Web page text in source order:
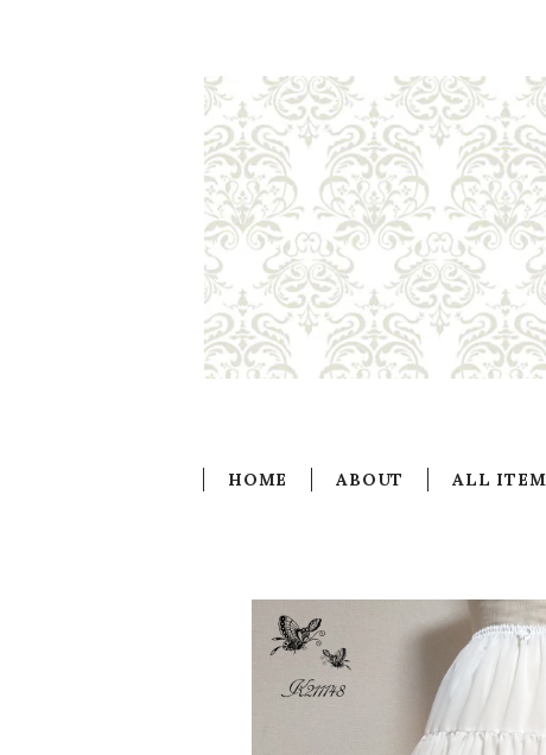
HOME ABOUT ALL ITEM